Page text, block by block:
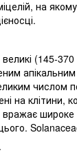
на
великі (145-
апікальним
числом
на клітини,
вражає широке